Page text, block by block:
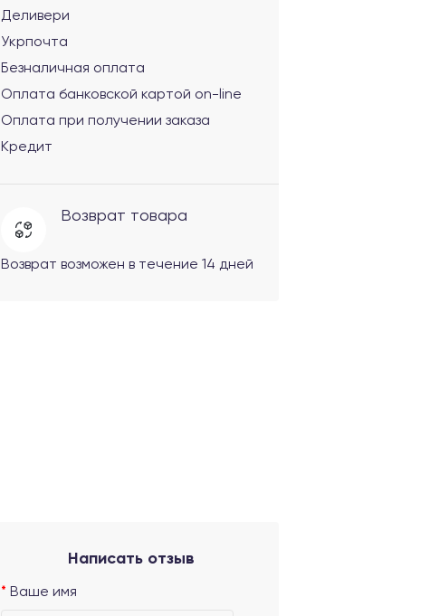
Деливери
Укрпочта
Безналичная оплата
Оплата банковской картой on-line
Оплата при получении заказа
Кредит
Возврат товара
Возврат возможен в течение 14 дней
Написать отзыв
Ваше имя